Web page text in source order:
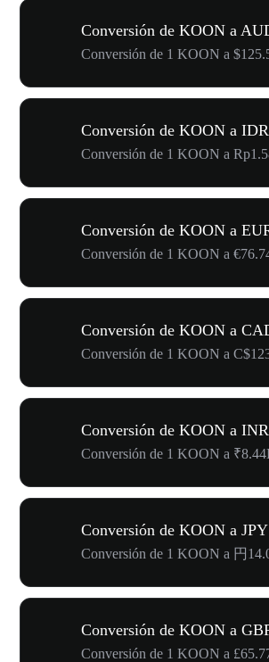
Conversión de KOON a
Conversión de 1 KOON a
Conversión de KOON a IDR
Conversión de 1 KOON a
Conversión de KOON a
Conversión de 1 KOON a
Conversión de KOON a
Conversión de 1 KOON a
Conversión de KOON a INR
Conversión de 1 KOON a
Conversión de KOON a JPY
Conversión de 1 KOON a 円
Conversión de KOON a
Conversión de 1 KOON a